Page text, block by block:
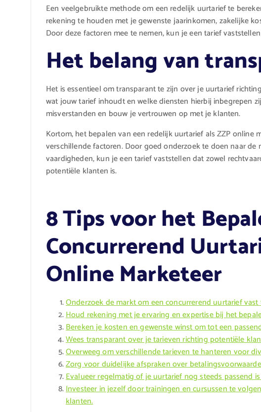
Een veelgebruikte methode om een redelijk uurtarief te
rekening te houden met je gewenste jaarinkomen, zakelijke
Door deze factoren mee te nemen, kun je een tarief
Het belang van
Het is essentieel om transparant te zijn over je uurtarief
wat jouw tarief inhoudt en welke diensten hierbij inbegrepen
misverstanden en bouw je vertrouwen op met je klanten.
Kortom, het bepalen van een redelijk uurtarief als ZZP online
verschillende factoren. Door goed onderzoek te doen naar de
vaardigheden, kun je een tarief vaststellen dat zowel
potentiële klanten is.
8 Tips voor het
Concurrerend
Online Marketeer
Onderzoek de markt om een concurrerend uurtarief
Houd rekening met je ervaring en expertise bij het
Bereken je kosten en gewenste winst om tot een
Wees transparant over je tarieven richting potentiële
Overweeg om verschillende tarieven te hanteren voor
Zorg voor duidelijke afspraken over
Evalueer regelmatig of je uurtarief nog steeds passend
Investeer in jezelf door trainingen en cursussen te
klanten.